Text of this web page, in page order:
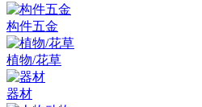
构件五金
植物/花草
器材